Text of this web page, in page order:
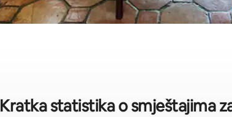
Kratka statistika o smještajima